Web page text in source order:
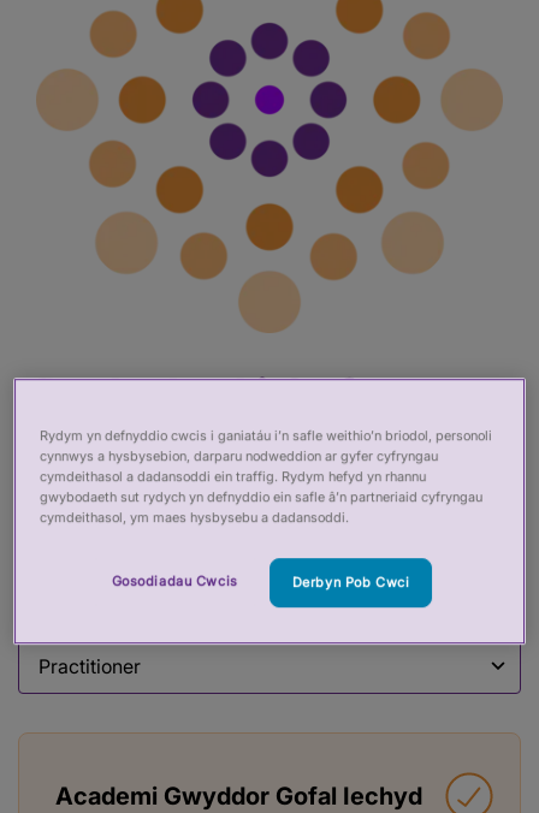
Dod o hyd i Gofrestr
Achrededig
Darllenwch ein hasesiadau a dysgwch fwy am
bob Cofrestr Achrededig
Academi Gwyddor Gofal Iechyd
Rydym yn defnyddio cwcis i ganiatáu i’n safle weithio’n briodol, personoli
cynnwys a hysbysebion, darparu nodweddion ar gyfer cyfryngau
cymdeithasol a dadansoddi ein traffig. Rydym hefyd yn rhannu
gwybodaeth sut rydych yn defnyddio ein safle â’n partneriaid cyfryngau
cymdeithasol, ym maes hysbysebu a dadansoddi.
Gosodiadau Cwcis Derbyn Pob Cwci